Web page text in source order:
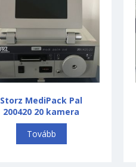
Storz MediPack Pal
200420 20 kamera
Tovább